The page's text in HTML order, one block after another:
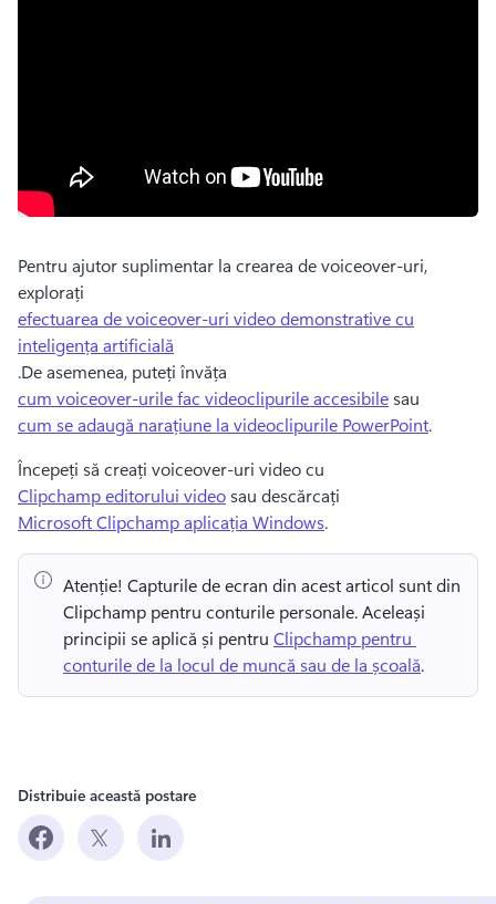
Pentru ajutor suplimentar la crearea de voiceover-uri,
explorați
efectuarea de voiceover-uri video demonstrative cu
inteligența artificială
.De asemenea, puteți învăța
cum voiceover-urile fac videoclipurile accesibile sau
cum se adaugă narațiune la videoclipurile PowerPoint.
Începeți să creați voiceover-uri video cu
Clipchamp editorului video sau descărcați
Microsoft Clipchamp aplicația Windows.
Atenție! Capturile de ecran din acest articol sunt din
Clipchamp pentru conturile personale. Aceleași
principii se aplică și pentru Clipchamp pentru
conturile de la locul de muncă sau de la școală.
Distribuie această postare